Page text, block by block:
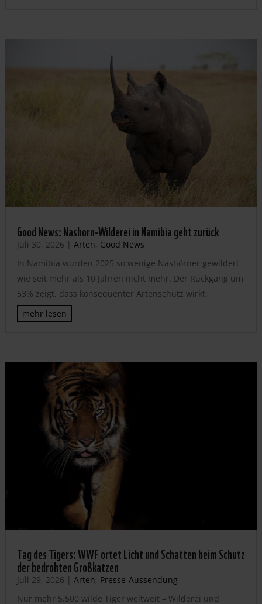
Good News: Nashorn-Wilderei in Namibia geht zurück
Juli 30, 2026 | Arten, Good News
In Namibia wurden 2025 so wenige Nashörner gewildert
wie seit mehr als 10 Jahren nicht mehr. Der Rückgang um
53% zeigt, dass konsequenter Artenschutz wirkt.
mehr lesen
Tag des Tigers: WWF ortet Licht und Schatten beim Schutz
der bedrohten Großkatzen
Juli 29, 2026 | Arten, Presse-Aussendung
Nur mehr 5.500 wilde Tiger weltweit – Wilderei und